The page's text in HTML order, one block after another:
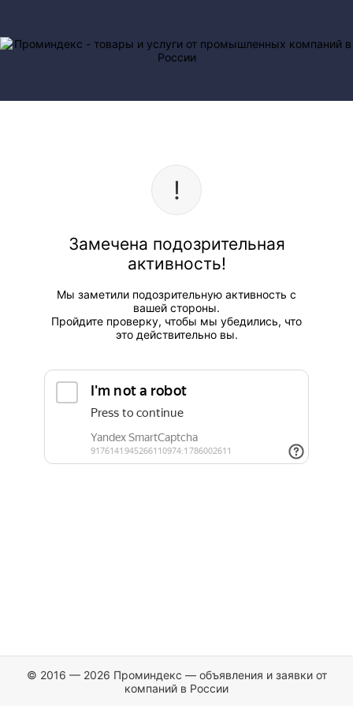
Замечена подозрительная
активность!
Мы заметили подозрительную активность с
вашей стороны.
Пройдите проверку, чтобы мы убедились, что
это действительно вы.
© 2016 — 2026 Проминдекс — объявления и заявки от
компаний в России